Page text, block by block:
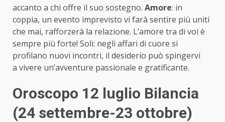
accanto a chi offre il suo sostegno. Amore: in
coppia, un evento imprevisto vi farà sentire più uniti
che mai, rafforzerà la relazione. L’amore tra di voi è
sempre più forte! Soli: negli affari di cuore si
profilano nuovi incontri, il desiderio può spingervi
a vivere un’avventure passionale e gratificante.
Oroscopo 12 luglio Bilancia
(24 settembre-23 ottobre)